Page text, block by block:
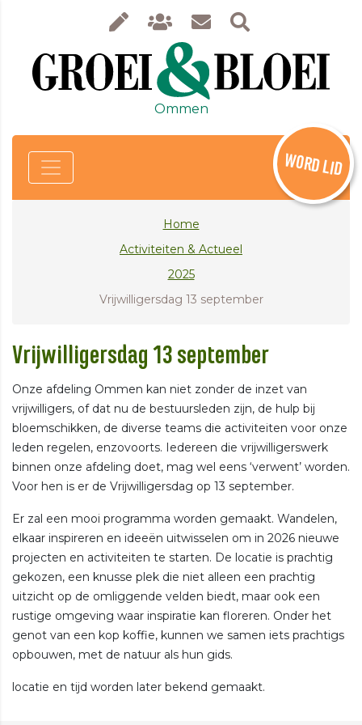
Ommen
WORD LID
Home
Activiteiten & Actueel
2025
Vrijwilligersdag 13 september
Vrijwilligersdag 13 september
Onze afdeling Ommen kan niet zonder de inzet van
vrijwilligers, of dat nu de bestuursleden zijn, de hulp bij
bloemschikken, de diverse teams die activiteiten voor onze
leden regelen, enzovoorts. Iedereen die vrijwilligerswerk
binnen onze afdeling doet, mag wel eens ‘verwent’ worden.
Voor hen is er de Vrijwilligersdag op 13 september.
Er zal een mooi programma worden gemaakt. Wandelen,
elkaar inspireren en ideeën uitwisselen om in 2026 nieuwe
projecten en activiteiten te starten. De locatie is prachtig
gekozen, een knusse plek die niet alleen een prachtig
uitzicht op de omliggende velden biedt, maar ook een
rustige omgeving waar inspiratie kan floreren. Onder het
genot van een kop koffie, kunnen we samen iets prachtigs
opbouwen, met de natuur als hun gids.
locatie en tijd worden later bekend gemaakt.